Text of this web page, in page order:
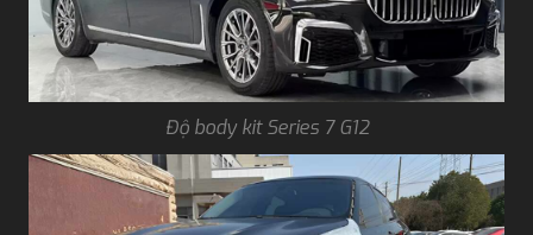
Độ body kit Series 7 G12